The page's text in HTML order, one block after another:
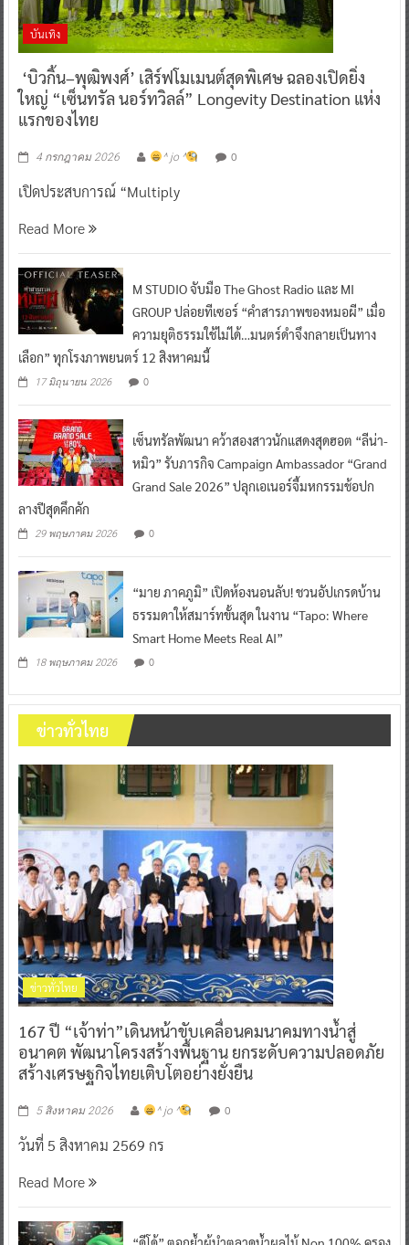
บันเทิง
‘บิวกิ้น–พุฒิพงศ์’ เสิร์ฟโมเมนต์สุดพิเศษ ฉลองเปิดยิ่ง
ใหญ่ “เซ็นทรัล นอร์ทวิลล์” Longevity Destination แห่ง
แรกของไทย
4 กรกฎาคม 2026 ^ jo ^ 0
เปิดประสบการณ์ “Multiply
Read More
M STUDIO จับมือ The Ghost Radio และ MI
GROUP ปล่อยทีเซอร์ “คำสารภาพของหมอผี” เมื่อ
ความยุติธรรมใช้ไม่ได้…มนตร์ดำจึงกลายเป็นทาง
เลือก” ทุกโรงภาพยนตร์ 12 สิงหาคมนี้
17 มิถุนายน 2026 0
เซ็นทรัลพัฒนา คว้าสองสาวนักแสดงสุดฮอต “ลีน่า-
หมิว” รับภารกิจ Campaign Ambassador “Grand
Grand Sale 2026” ปลุกเอเนอร์จี้มหกรรมช้อปก
ลางปีสุดคึกคัก
29 พฤษภาคม 2026 0
“มาย ภาคภูมิ” เปิดห้องนอนลับ! ชวนอัปเกรดบ้าน
ธรรมดาให้สมาร์ทขั้นสุด ในงาน “Tapo: Where
Smart Home Meets Real AI”
18 พฤษภาคม 2026 0
ข่าวทั่วไทย
ข่าวทั่วไทย
167 ปี “เจ้าท่า”เดินหน้าขับเคลื่อนคมนาคมทางน้ำสู่
อนาคต พัฒนาโครงสร้างพื้นฐาน ยกระดับความปลอดภัย
สร้างเศรษฐกิจไทยเติบโตอย่างยั่งยืน
5 สิงหาคม 2026 ^ jo ^ 0
วันที่ 5 สิงหาคม 2569 กร
Read More